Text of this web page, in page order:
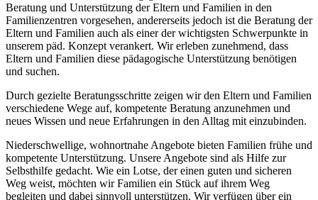
Beratung und Unterstützung der Eltern und Familien in den
Familienzentren vorgesehen, andererseits jedoch ist die Beratung der
Eltern und Familien auch als einer der wichtigsten Schwerpunkte in
unserem päd. Konzept verankert. Wir erleben zunehmend, dass
Eltern und Familien diese pädagogische Unterstützung benötigen
und suchen.
Durch gezielte Beratungsschritte zeigen wir den Eltern und Familien
verschiedene Wege auf, kompetente Beratung anzunehmen und
neues Wissen und neue Erfahrungen in den Alltag mit einzubinden.
Niederschwellige, wohnortnahe Angebote bieten Familien frühe und
kompetente Unterstützung. Unsere Angebote sind als Hilfe zur
Selbsthilfe gedacht. Wie ein Lotse, der einen guten und sicheren
Weg weist, möchten wir Familien ein Stück auf ihrem Weg
begleiten und dabei sinnvoll unterstützen. Wir verfügen über ein